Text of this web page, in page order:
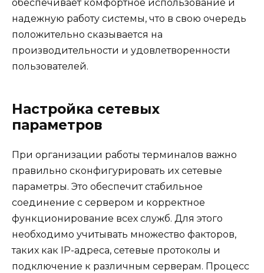
обеспечивает комфортное использование и
надежную работу системы, что в свою очередь
положительно сказывается на
производительности и удовлетворенности
пользователей.
Настройка сетевых
параметров
При организации работы терминалов важно
правильно сконфигурировать их сетевые
параметры. Это обеспечит стабильное
соединение с сервером и корректное
функционирование всех служб. Для этого
необходимо учитывать множество факторов,
таких как IP-адреса, сетевые протоколы и
подключение к различным серверам. Процесс